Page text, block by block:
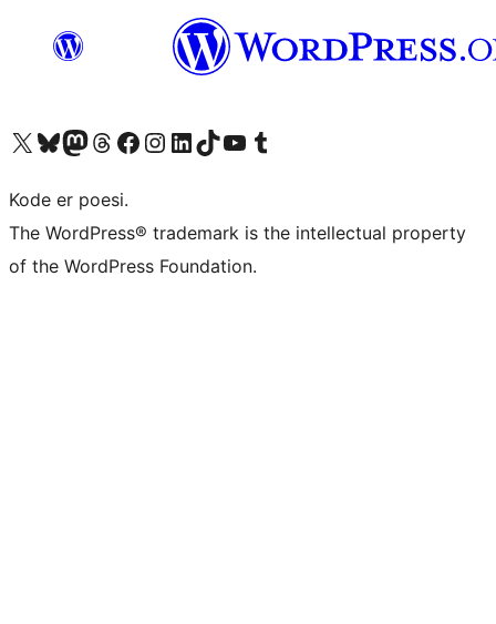
Besøg vores X (tidligere Twitter) konto
Besøg vores Bluesky-konto
Besøg vores Mastodon konto
Besøg vores Threads-konto
Besøg vores Facebook sideBesøg vores Instagram konto
Besøg vores LinkedIn konto
Besøg vores TikTok-konto
Besøg vores YouTube-kanalBesøg vores Tumblr-konto
Kode er poesi.
The WordPress® trademark is the intellectual property
of the WordPress Foundation.